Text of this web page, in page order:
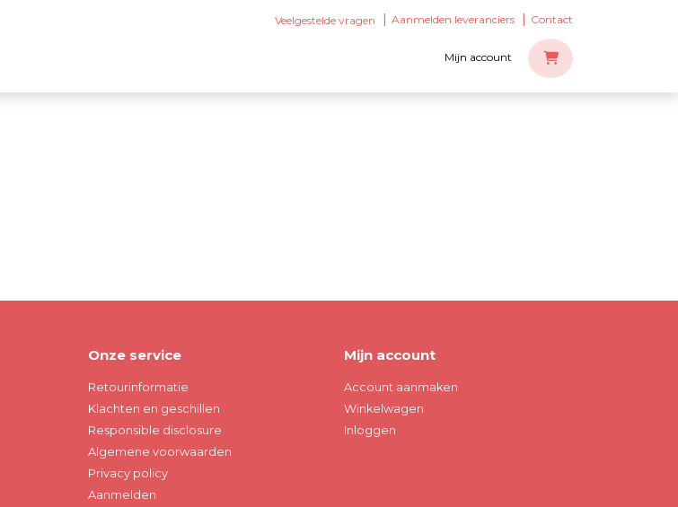
Veelgestelde vragen Aanmelden leveranciers Contact
Mijn account
Onze service
Retourinformatie
Klachten en geschillen
Responsible disclosure
Algemene voorwaarden
Privacy policy
Aanmelden
Mijn account
Account aanmaken
Winkelwagen
Inloggen